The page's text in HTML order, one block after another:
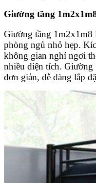
Giường tầng
Giường tầng 1m2x1m8
phòng ngủ nhỏ hẹp.
không gian nghỉ ngơi
nhiều diện tích.
đơn giản, dễ dàng lắp